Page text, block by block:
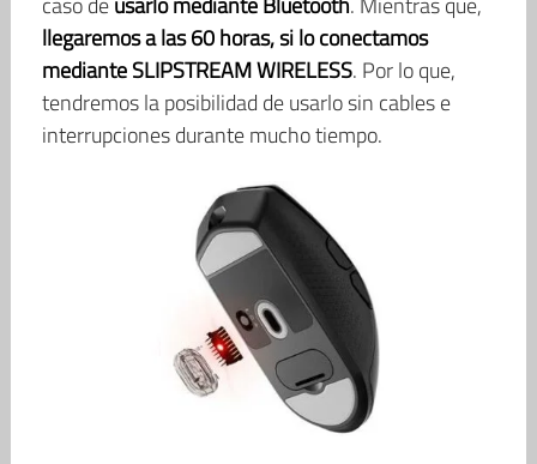
llegaremos a las 60 horas, si lo conectamos
mediante SLIPSTREAM WIRELESS. Por lo que,
tendremos la posibilidad de usarlo sin cables e
interrupciones durante mucho tiempo.